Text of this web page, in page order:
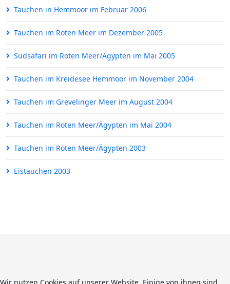
Tauchen in Hemmoor im Februar 2006
Tauchen im Roten Meer im Dezember 2005
Südsafari im Roten Meer/Ägypten im Mai 2005
Tauchen im Kreidesee Hemmoor im November 2004
Tauchen im Grevelinger Meer im August 2004
Tauchen im Roten Meer/Ägypten im Mai 2004
Tauchen im Roten Meer/Ägypten 2003
Eistauchen 2003